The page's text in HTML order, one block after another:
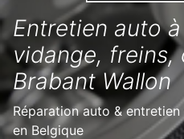
Entretien auto
vidange, freins,
Brabant Wallon
Réparation auto &
en Belgique